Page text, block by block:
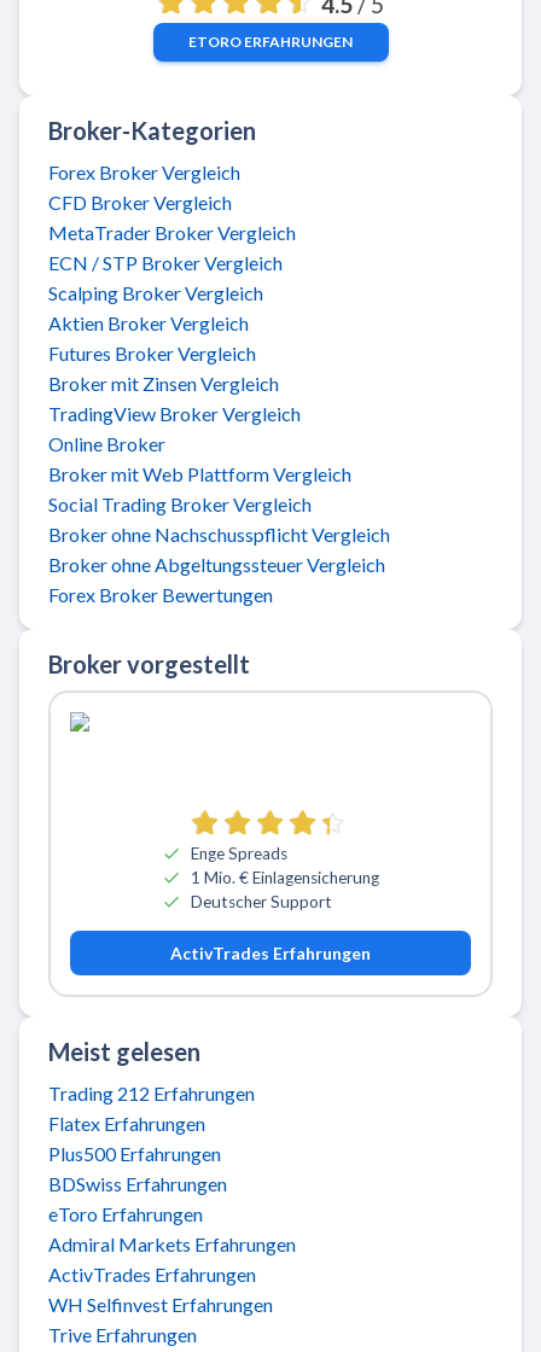
ETORO ERFAHRUNGEN
Broker-Kategorien
Forex Broker Vergleich
CFD Broker Vergleich
MetaTrader Broker Vergleich
ECN / STP Broker Vergleich
Scalping Broker Vergleich
Aktien Broker Vergleich
Futures Broker Vergleich
Broker mit Zinsen Vergleich
TradingView Broker Vergleich
Online Broker
Broker mit Web Plattform Vergleich
Social Trading Broker Vergleich
Broker ohne Nachschusspflicht Vergleich
Broker ohne Abgeltungssteuer Vergleich
Forex Broker Bewertungen
Broker vorgestellt
Enge Spreads
1 Mio. € Einlagensicherung
Deutscher Support
ActivTrades Erfahrungen
Meist gelesen
Trading 212 Erfahrungen
Flatex Erfahrungen
Plus500 Erfahrungen
BDSwiss Erfahrungen
eToro Erfahrungen
Admiral Markets Erfahrungen
ActivTrades Erfahrungen
WH Selfinvest Erfahrungen
Trive Erfahrungen